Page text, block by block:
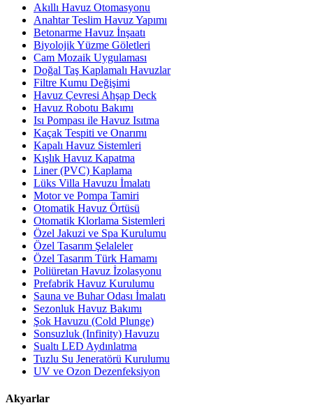
Akıllı Havuz Otomasyonu
Anahtar Teslim Havuz Yapımı
Betonarme Havuz İnşaatı
Biyolojik Yüzme Göletleri
Cam Mozaik Uygulaması
Doğal Taş Kaplamalı Havuzlar
Filtre Kumu Değişimi
Havuz Çevresi Ahşap Deck
Havuz Robotu Bakımı
Isı Pompası ile Havuz Isıtma
Kaçak Tespiti ve Onarımı
Kapalı Havuz Sistemleri
Kışlık Havuz Kapatma
Liner (PVC) Kaplama
Lüks Villa Havuzu İmalatı
Motor ve Pompa Tamiri
Otomatik Havuz Örtüsü
Otomatik Klorlama Sistemleri
Özel Jakuzi ve Spa Kurulumu
Özel Tasarım Şelaleler
Özel Tasarım Türk Hamamı
Poliüretan Havuz İzolasyonu
Prefabrik Havuz Kurulumu
Sauna ve Buhar Odası İmalatı
Sezonluk Havuz Bakımı
Şok Havuzu (Cold Plunge)
Sonsuzluk (Infinity) Havuzu
Sualtı LED Aydınlatma
Tuzlu Su Jeneratörü Kurulumu
UV ve Ozon Dezenfeksiyon
Akyarlar